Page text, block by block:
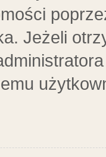
Jeżeli